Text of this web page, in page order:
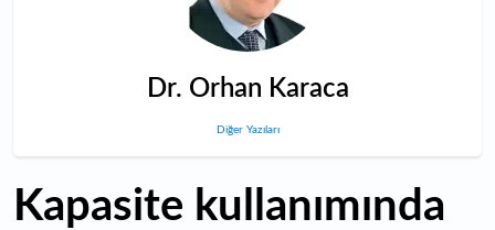
Dr. Orhan Karaca
Diğer Yazıları
Kapasite kullanımında